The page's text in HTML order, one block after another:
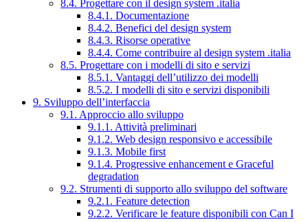
8.4. Progettare con il design system .italia
8.4.1. Documentazione
8.4.2. Benefici del design system
8.4.3. Risorse operative
8.4.4. Come contribuire al design system .italia
8.5. Progettare con i modelli di sito e servizi
8.5.1. Vantaggi dell’utilizzo dei modelli
8.5.2. I modelli di sito e servizi disponibili
9. Sviluppo dell’interfaccia
9.1. Approccio allo sviluppo
9.1.1. Attività preliminari
9.1.2. Web design responsivo e accessibile
9.1.3. Mobile first
9.1.4. Progressive enhancement e Graceful
degradation
9.2. Strumenti di supporto allo sviluppo del software
9.2.1. Feature detection
9.2.2. Verificare le feature disponibili con Can I